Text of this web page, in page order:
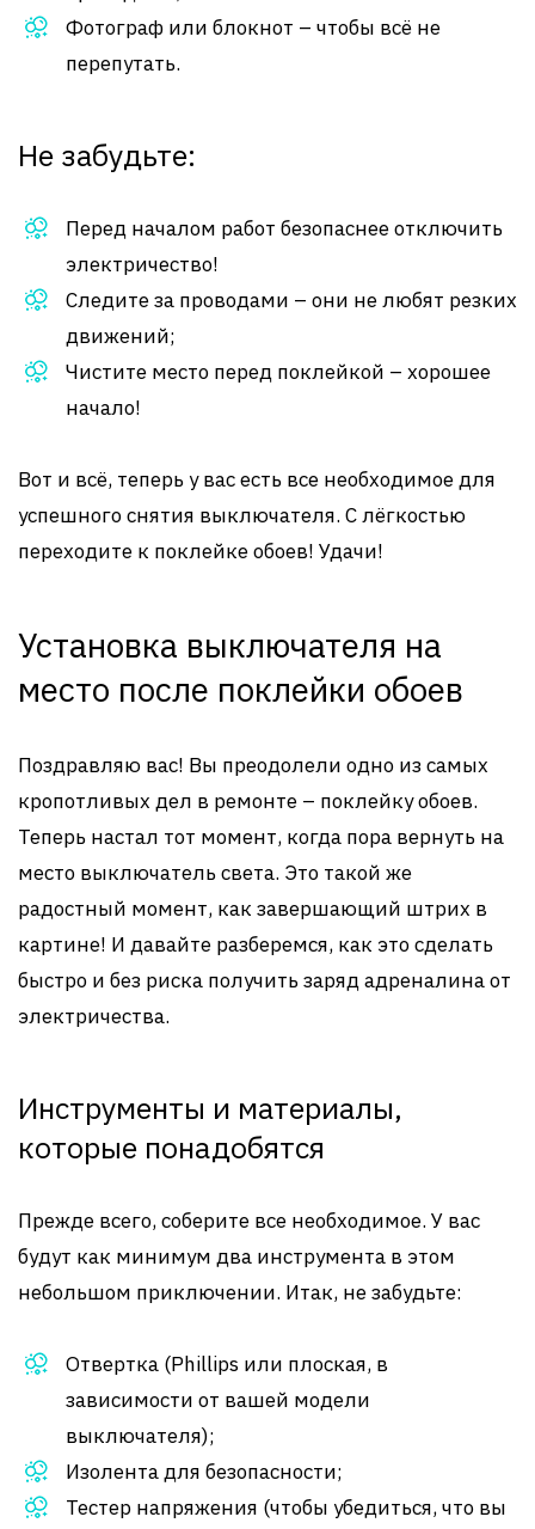
Фотограф или блокнот – чтобы всё не
перепутать.
Не забудьте:
Перед началом работ безопаснее отключить
электричество!
Следите за проводами – они не любят резких
движений;
Чистите место перед поклейкой – хорошее
начало!
Вот и всё, теперь у вас есть все необходимое для
успешного снятия выключателя. С лёгкостью
переходите к поклейке обоев! Удачи!
Установка выключателя на
место после поклейки обоев
Поздравляю вас! Вы преодолели одно из самых
кропотливых дел в ремонте – поклейку обоев.
Теперь настал тот момент, когда пора вернуть на
место выключатель света. Это такой же
радостный момент, как завершающий штрих в
картине! И давайте разберемся, как это сделать
быстро и без риска получить заряд адреналина от
электричества.
Инструменты и материалы,
которые понадобятся
Прежде всего, соберите все необходимое. У вас
будут как минимум два инструмента в этом
небольшом приключении. Итак, не забудьте:
Отвертка (Phillips или плоская, в
зависимости от вашей модели
выключателя);
Изолента для безопасности;
Тестер напряжения (чтобы убедиться, что вы